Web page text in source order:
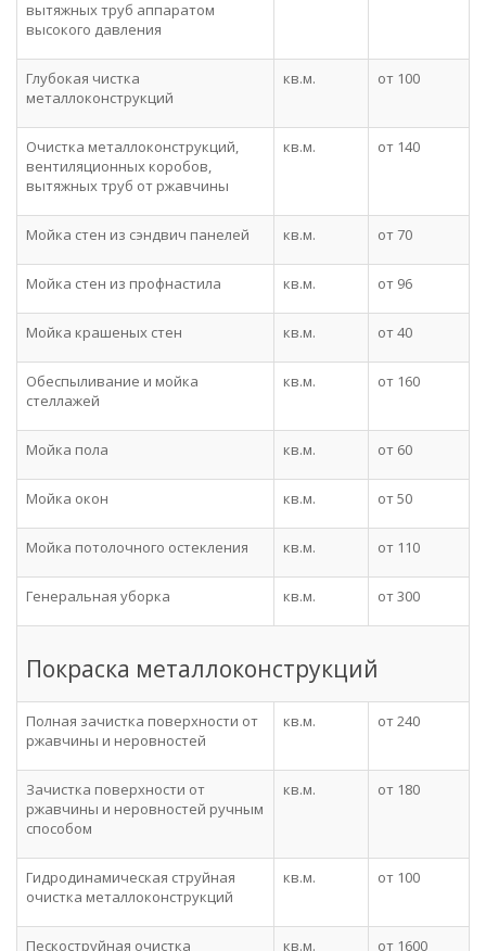
вытяжных труб аппаратом
высокого давления
Глубокая чистка
металлоконструкций
кв.м. от 100
Очистка металлоконструкций,
вентиляционных коробов,
вытяжных труб от ржавчины
кв.м. от 140
Мойка стен из сэндвич панелей кв.м. от 70
Мойка стен из профнастила кв.м. от 96
Мойка крашеных стен кв.м. от 40
Обеспыливание и мойка
стеллажей
кв.м. от 160
Мойка пола кв.м. от 60
Мойка окон кв.м. от 50
Мойка потолочного остекления кв.м. от 110
Генеральная уборка кв.м. от 300
Покраска металлоконструкций
Полная зачистка поверхности от
ржавчины и неровностей
кв.м. от 240
Зачистка поверхности от
ржавчины и неровностей ручным
способом
кв.м. от 180
Гидродинамическая струйная
очистка металлоконструкций
кв.м. от 100
Пескоструйная очистка
кв.м. от 1600